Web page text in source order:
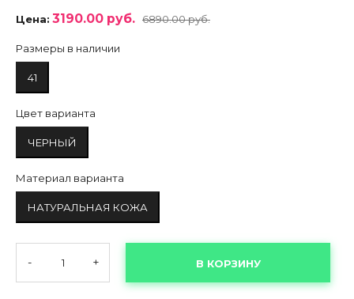
Цена: 3190.00 руб. 6890.00 руб.
Размеры в наличии
41
Цвет варианта
ЧЕРНЫЙ
Материал варианта
НАТУРАЛЬНАЯ КОЖА
- + В КОРЗИНУ